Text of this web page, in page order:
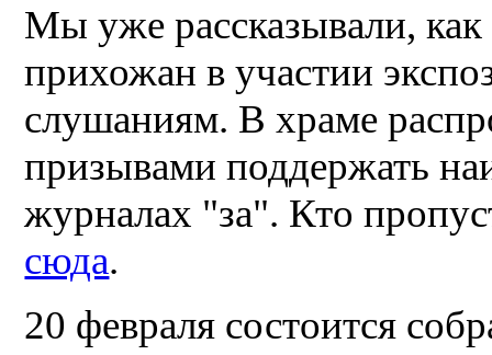
Мы уже рассказывали,
прихожан в участии
слушаниям. В храме
призывами поддержать
журналах "за". Кто
сюда.
20 февраля состоится